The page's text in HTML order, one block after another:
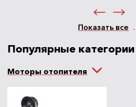
Показать все
Популярные категории
Моторы отопителя